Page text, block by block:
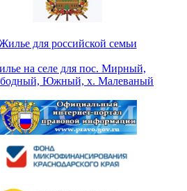
для российской семьи
на селе для пос. Мирный,
Южный, х. Малеваный